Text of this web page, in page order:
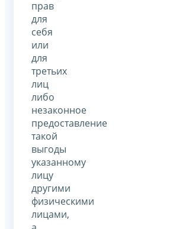
прав
для
себя
или
для
третьих
лиц
либо
незаконное
предоставление
такой
выгоды
указанному
лицу
другими
физическими
лицами,